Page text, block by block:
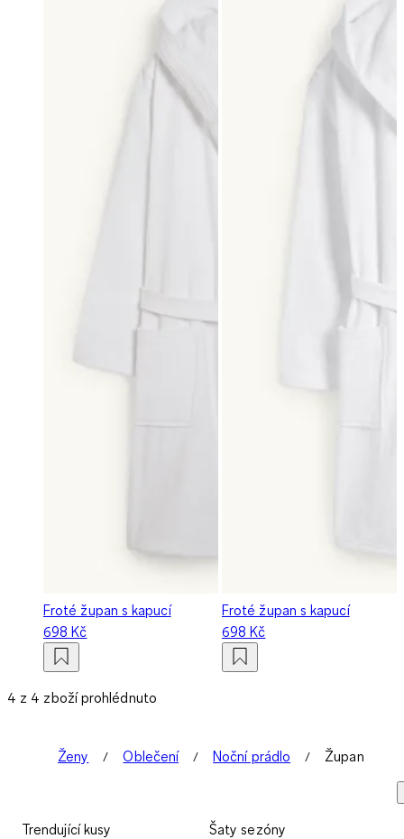
Froté župan s kapucí
698 Kč
Froté župan s kapucí
698 Kč
4 z 4 zboží prohlédnuto
Ženy Oblečení Noční prádlo Župan
Trendující kusy
Šaty sezóny